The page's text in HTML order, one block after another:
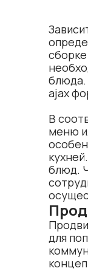
блюда.
ajax
В
меню
блюд.
для